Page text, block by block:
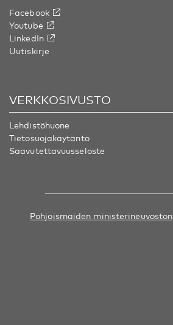
Facebook
Youtube
LinkedIn
Uutiskirje
VERKKOSIVUSTO
Lehdistöhuone
Tietosuojakäytäntö
Saavutettavuusseloste
Pohjoismaiden ministerineuvoston